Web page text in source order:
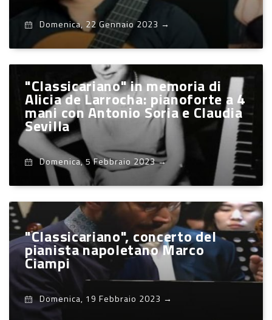
Domenica, 22 Gennaio 2023 →
"Classicariano" in memoria di
Alicia de Larrocha: pianoforte a 4
mani con Antonio Soria e Claudia
Sevilla
Domenica, 5 Febbraio 2023→
"Classicariano", concerto del
pianista napoletano Marco
Ciampi
Domenica, 19 Febbraio 2023 →